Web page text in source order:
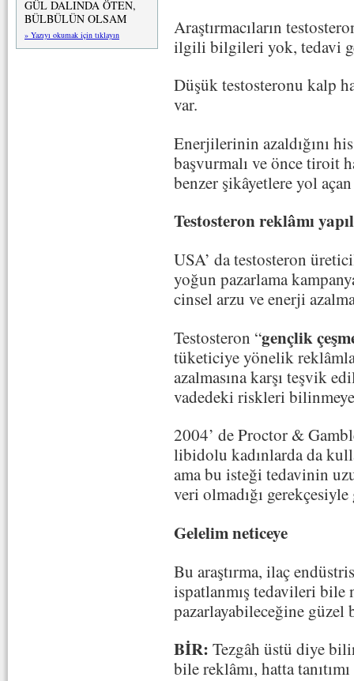
GÜL DALINDA ÖTEN,
BÜLBÜLÜN OLSAM
» Yazıyı okumak için tıklayın
Araştırmacıların
ilgili bilgileri yok, tedavi
Düşük testosteronu kalp
var.
Enerjilerinin azaldığını
başvurmalı ve önce tiroit
benzer şikâyetlere yol açan
Testosteron reklâmı
USA’ da testosteron
yoğun pazarlama
cinsel arzu ve enerji
Testosteron “gençlik
tüketiciye yönelik
azalmasına karşı teşvik
vadedeki riskleri
2004’ de Proctor &
libidolu kadınlarda da
ama bu isteği tedavinin
veri olmadığı
Gelelim neticeye
Bu araştırma, ilaç
ispatlanmış tedavileri bile
pazarlayabileceğine
BİR: Tezgâh üstü diye
bile reklâmı, hatta